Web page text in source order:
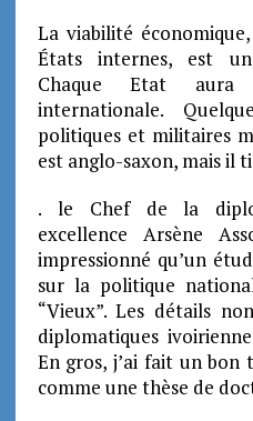
La viabilité
États internes, est
Chaque Etat
internationale.
politiques et militaires
est anglo-saxon, mais il
. le Chef de la
excellence Arsène
impressionné qu’un
sur la politique
“Vieux”. Les détails
diplomatiques
En gros, j’ai fait un
comme une thèse de